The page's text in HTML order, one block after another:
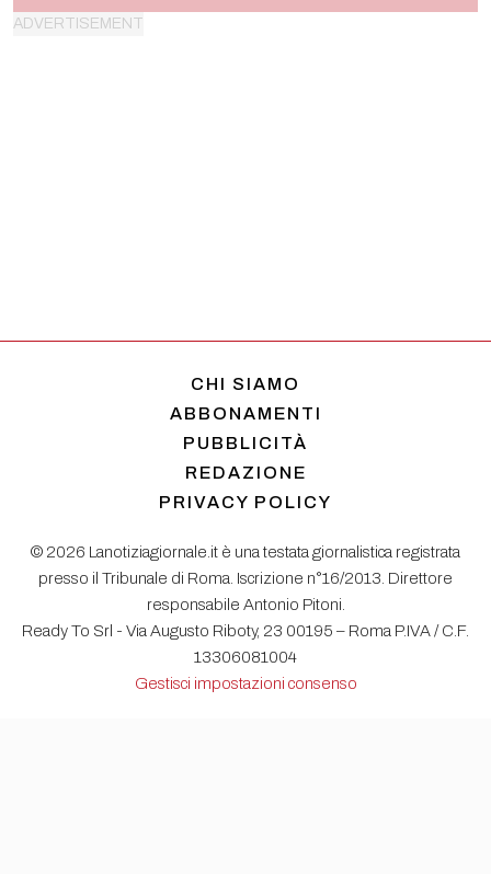
CHI SIAMO
ABBONAMENTI
PUBBLICITÀ
REDAZIONE
PRIVACY POLICY
© 2026 Lanotiziagiornale.it è una testata giornalistica registrata
presso il Tribunale di Roma. Iscrizione n°16/2013. Direttore
responsabile Antonio Pitoni.
Ready To Srl - Via Augusto Riboty, 23 00195 – Roma P.IVA / C.F.
13306081004
Gestisci impostazioni consenso